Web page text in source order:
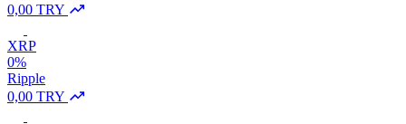
0,00 TRY
XRP
0%
Ripple
0,00 TRY